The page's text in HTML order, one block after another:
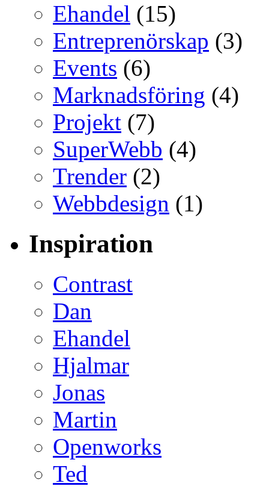
Ehandel (15)
Entreprenörskap (3)
Events (6)
Marknadsföring (4)
Projekt (7)
SuperWebb (4)
Trender (2)
Webbdesign (1)
Inspiration
Contrast
Dan
Ehandel
Hjalmar
Jonas
Martin
Openworks
Ted